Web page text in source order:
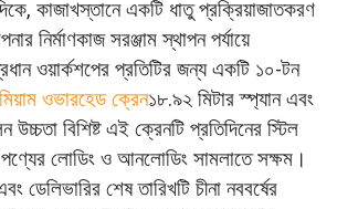
কাটিয়ে ওঠা
উপাদানগুলোর ব্যাপক ঘাটতি, কারণ উৎসস্থলের
তাদের কার্যক্রম বন্ধ করে দিয়েছিল।
কোনো অবকাশ না রেখে কঠোর ডেলিভারি
কাজাখস্তানে একটি ধাতু প্রক্রিয়াজাতকরণ
নির্মাণকাজ সরঞ্জাম স্থাপন পর্যায়ে
ওয়ার্কশপের প্রতিটির জন্য একটি ১০-টন
ওভারহেড ক্রেন১৮.৯২ মিটার স্প্যান এবং
বিশিষ্ট এই ক্রেনটি প্রতিদিনের স্টিল
লোডিং ও আনলোডিং সামলাতে সক্ষম।
ডেলিভারির শেষ তারিখটি চীনা নববর্ষের